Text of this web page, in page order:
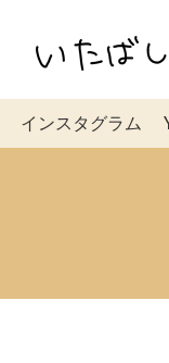
インスタグラム